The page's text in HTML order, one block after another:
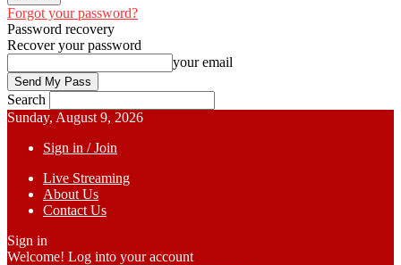
Forgot your password?
Password recovery
Recover your password
your email
Search
Sunday, August 9, 2026
Sign in / Join
Live Streaming
About Us
Contact Us
Sign in
Welcome! Log into your account